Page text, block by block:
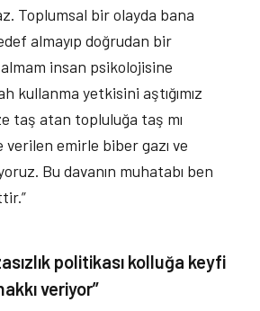
Toplumsal bir olayda bana
almayıp doğrudan bir
insan psikolojisine
kullanma yetkisini aştığımız
taş atan topluluğa taş mı
verilen emirle biber gazı ve
Bu davanın muhatabı ben
politikası kolluğa keyfi
veriyor”